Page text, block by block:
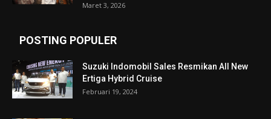
Maret 3, 2026
POSTING POPULER
Suzuki Indomobil Sales Resmikan All New
Ertiga Hybrid Cruise
Februari 19, 2024